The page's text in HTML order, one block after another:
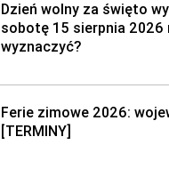
Dzień wolny za święto
sobotę 15 sierpnia 2026
wyznaczyć?
Ferie zimowe 2026:
[TERMINY]